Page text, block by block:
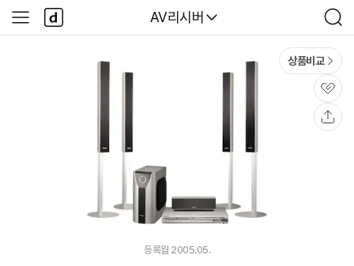
다나와
AV리시버
검
색
사
이
다
나
와
상품비교
관
심
등록월 2005.05.